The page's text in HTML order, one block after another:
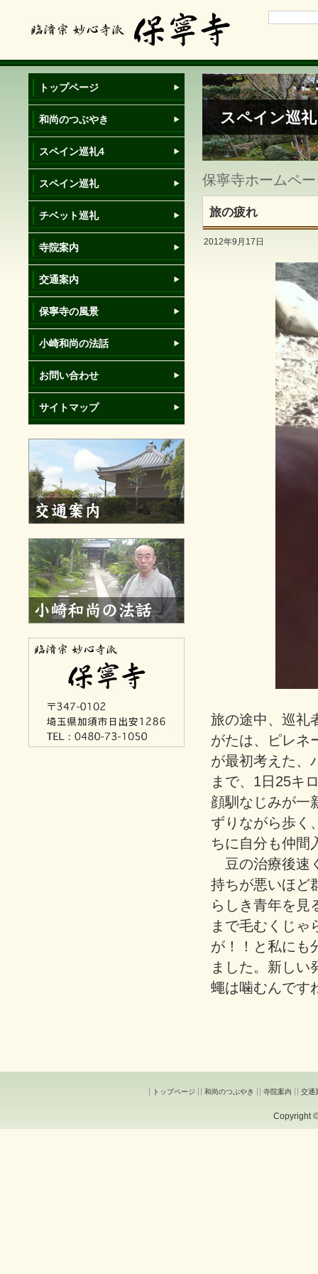
スペイン巡礼
保寧寺ホームペ
旅の疲れ
2012年9月17日
旅の途中、巡礼
がたは、ピレネ
が最初考えた、
まで、1日25キ
顔馴なじみが一
ずりながら歩く
ちに自分も仲間
豆の治療後速
持ちが悪いほど
らしき青年を見
まで毛むくじゃ
が！！と私にも
ました。新しい
蠅は噛むんです
トップページ
和尚のつぶやき
スペイン巡礼4
スペイン巡礼
チベット巡礼
寺院案内
交通案内
保寧寺の風景
小崎和尚の法話
お問い合わせ
サイトマップ
トップページ 和尚のつぶやき 寺院案内 交通
Copyright